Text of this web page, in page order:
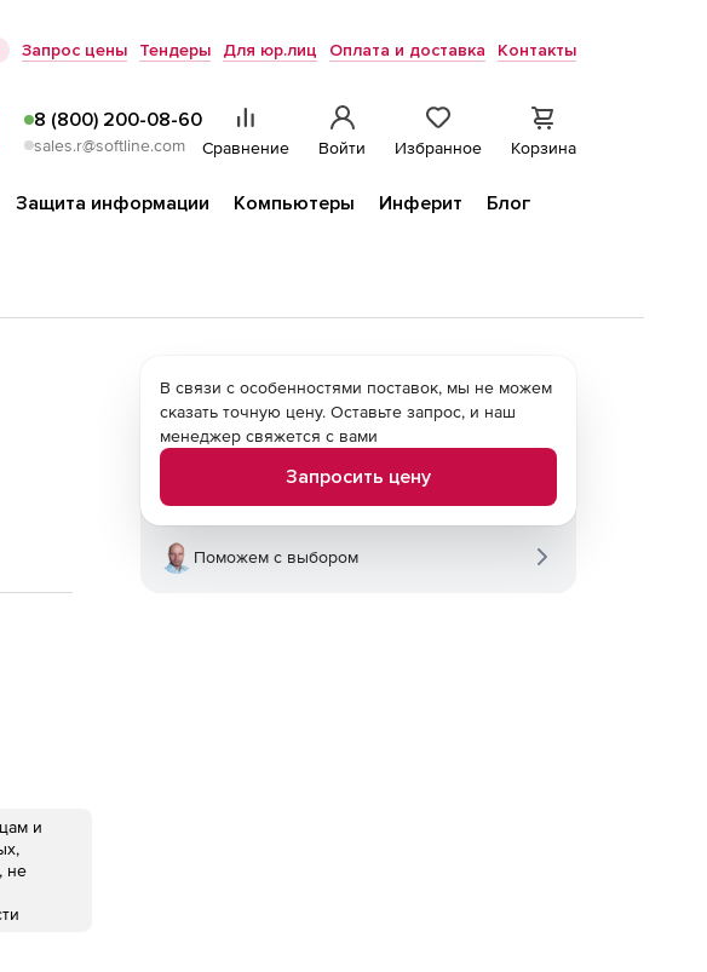
Запрос цены Тендеры Для юр.лиц Оплата и доставка Контакты
8 (800) 200-08-60
sales.r@softline.com Сравнение Войти Избранное Корзина
Защита информации Компьютеры Инферит
Блог
и
не
В связи с особенностями поставок, мы не можем
сказать точную цену. Оставьте запрос, и наш
менеджер свяжется с вами
Запросить цену
Поможем с выбором